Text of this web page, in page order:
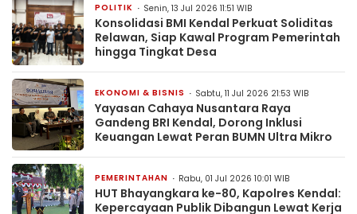
POLITIK Senin, 13 Jul 2026 11:51 WIB
Konsolidasi BMI Kendal Perkuat Soliditas
Relawan, Siap Kawal Program Pemerintah
hingga Tingkat Desa
EKONOMI & BISNIS Sabtu, 11 Jul 2026 21:53 WIB
Yayasan Cahaya Nusantara Raya
Gandeng BRI Kendal, Dorong Inklusi
Keuangan Lewat Peran BUMN Ultra Mikro
PEMERINTAHAN Rabu, 01 Jul 2026 10:01 WIB
HUT Bhayangkara ke-80, Kapolres Kendal:
Kepercayaan Publik Dibangun Lewat Kerja